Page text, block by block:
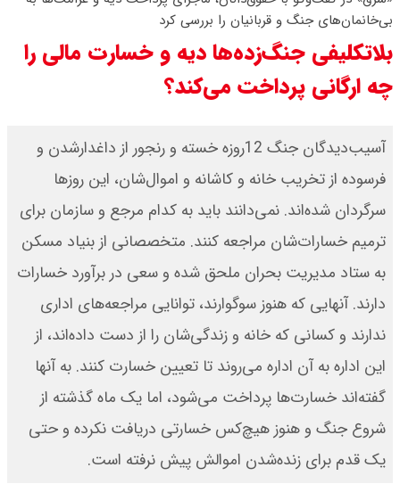
بی‌خانمان‌های جنگ و قربانیان را بررسی کرد
بلاتکلیفی جنگ‌زده‌ها دیه و خسارت مالی را
چه ارگانی پرداخت می‌کند؟
آسیب‌دیدگان جنگ 12‌‌روزه خسته و رنجور از داغدار‌شدن و
فرسوده از تخریب خانه و کاشانه و اموال‌شان، این روزها
سرگردان شده‌اند. نمی‌دانند باید به کدام مرجع و سازمان برای
ترمیم خسارات‌شان مراجعه کنند. متخصصانی از بنیاد مسکن
به ستاد مدیریت بحران ملحق شده و سعی در برآورد خسارات
دارند. آنهایی که هنوز سوگوارند، توانایی مراجعه‌های اداری
ندارند و کسانی که خانه و زندگی‌شان را از دست داده‌اند، از
این اداره به آن اداره می‌روند تا تعیین خسارت کنند. به آنها
گفته‌اند خسارت‌ها پرداخت می‌شود، اما یک ماه گذشته از
شروع جنگ و هنوز هیچ‌کس خسارتی دریافت نکرده و حتی
یک قدم برای زنده‌شدن اموالش پیش نرفته است.